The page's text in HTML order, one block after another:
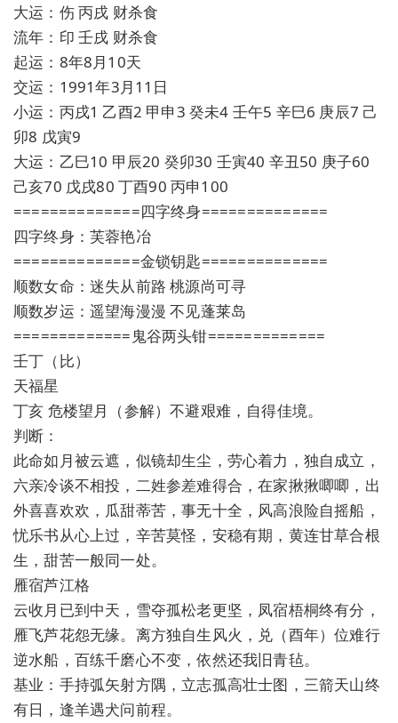
大运：伤 丙戌 财杀食
流年：印 壬戌 财杀食
起运：8年8月10天
交运：1991年3月11日
小运：丙戌1 乙酉2 甲申3 癸未4 壬午5 辛巳6 庚辰7 己
卯8 戊寅9
大运：乙巳10 甲辰20 癸卯30 壬寅40 辛丑50 庚子60
己亥70 戊戌80 丁酉90 丙申100
==============四字终身==============
四字终身：芙蓉艳冶
==============金锁钥匙==============
顺数女命：迷失从前路 桃源尚可寻
顺数岁运：遥望海漫漫 不见蓬莱岛
=============鬼谷两头钳=============
壬丁（比）
天福星
丁亥 危楼望月（参解）不避艰难，自得佳境。
判断：
此命如月被云遮，似镜却生尘，劳心着力，独自成立，
六亲冷谈不相投，二姓参差难得合，在家揪揪唧唧，出
外喜喜欢欢，瓜甜蒂苦，事无十全，风高浪险自摇船，
忧乐书从心上过，辛苦莫怪，安稳有期，黄连甘草合根
生，甜苦一般同一处。
雁宿芦江格
云收月已到中天，雪夺孤松老更坚，凤宿梧桐终有分，
雁飞芦花怨无缘。离方独自生风火，兑（酉年）位难行
逆水船，百练千磨心不变，依然还我旧青毡。
基业：手持弧矢射方隅，立志孤高壮士图，三箭天山终
有日，逢羊遇犬问前程。